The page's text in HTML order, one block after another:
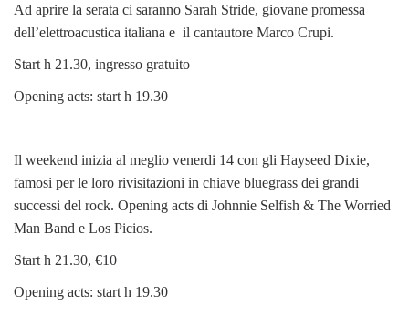
Ad aprire la serata ci saranno Sarah Stride, giovane promessa
dell’elettroacustica italiana e il cantautore Marco Crupi.
Start h 21.30, ingresso gratuito
Opening acts: start h 19.30
Il weekend inizia al meglio venerdi 14 con gli Hayseed Dixie,
famosi per le loro rivisitazioni in chiave bluegrass dei grandi
successi del rock. Opening acts di Johnnie Selfish & The Worried
Man Band e Los Picios.
Start h 21.30, €10
Opening acts: start h 19.30